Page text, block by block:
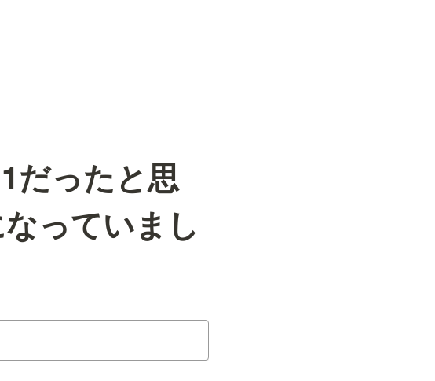
だったと思
っていまし